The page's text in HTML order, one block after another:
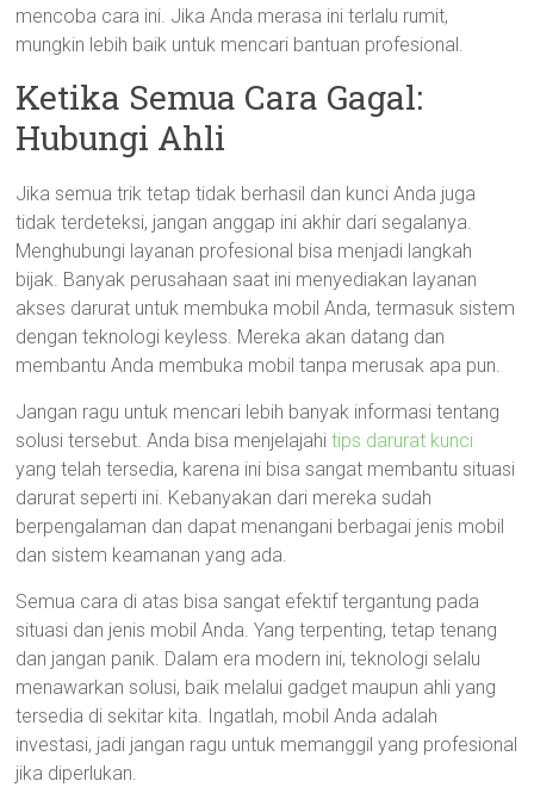
mencoba cara ini. Jika Anda merasa ini terlalu rumit,
mungkin lebih baik untuk mencari bantuan profesional.
Ketika Semua Cara Gagal:
Hubungi Ahli
Jika semua trik tetap tidak berhasil dan kunci Anda juga
tidak terdeteksi, jangan anggap ini akhir dari segalanya.
Menghubungi layanan profesional bisa menjadi langkah
bijak. Banyak perusahaan saat ini menyediakan layanan
akses darurat untuk membuka mobil Anda, termasuk sistem
dengan teknologi keyless. Mereka akan datang dan
membantu Anda membuka mobil tanpa merusak apa pun.
Jangan ragu untuk mencari lebih banyak informasi tentang
solusi tersebut. Anda bisa menjelajahitips darurat kunci
yang telah tersedia, karena ini bisa sangat membantu situasi
darurat seperti ini. Kebanyakan dari mereka sudah
berpengalaman dan dapat menangani berbagai jenis mobil
dan sistem keamanan yang ada.
Semua cara di atas bisa sangat efektif tergantung pada
situasi dan jenis mobil Anda. Yang terpenting, tetap tenang
dan jangan panik. Dalam era modern ini, teknologi selalu
menawarkan solusi, baik melalui gadget maupun ahli yang
tersedia di sekitar kita. Ingatlah, mobil Anda adalah
investasi, jadi jangan ragu untuk memanggil yang profesional
jika diperlukan.